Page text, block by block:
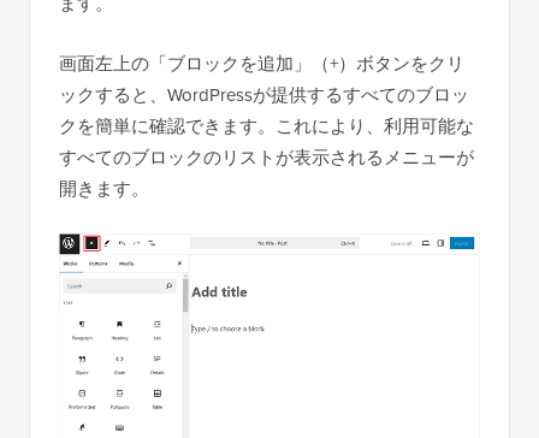
画面左上の「ブロックを追加」（+）ボタンをクリ
ックすると、WordPressが提供するすべてのブロッ
クを簡単に確認できます。これにより、利用可能な
すべてのブロックのリストが表示されるメニューが
開きます。